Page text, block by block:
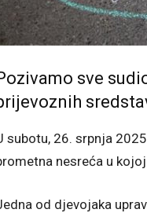
sve
subotu, 26. srpnja
nesreća u
od djevojaka